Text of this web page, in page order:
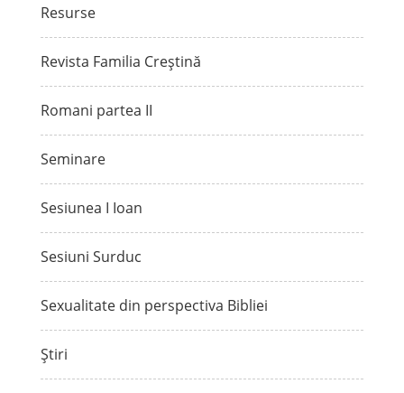
Resurse
Revista Familia Creștină
Romani partea II
Seminare
Sesiunea I Ioan
Sesiuni Surduc
Sexualitate din perspectiva Bibliei
Știri